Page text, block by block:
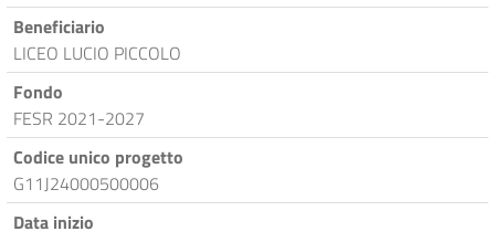
Beneficiario
LICEO LUCIO PICCOLO
Fondo
FESR 2021-2027
Codice unico progetto
G11J24000500006
Data inizio